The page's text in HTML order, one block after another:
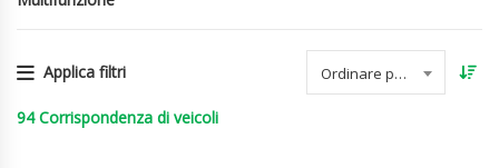
Applica filtri Ordinare per data
94 Corrispondenza di veicoli